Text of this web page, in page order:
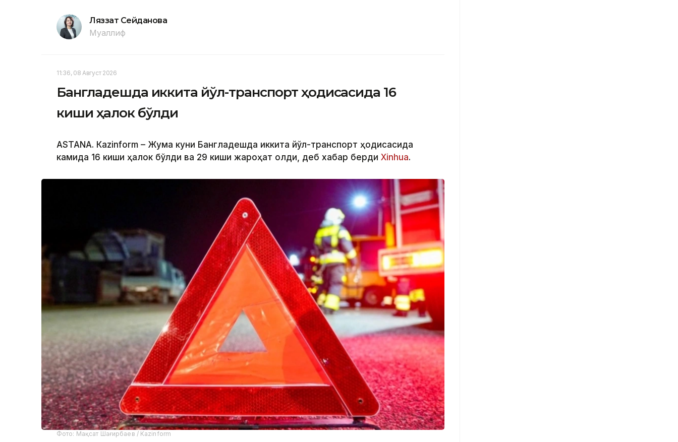
Ляззат Сейданова
Муаллиф
11:36, 08 Август 2026
Бангладешда иккита йўл-транспорт ҳодисасида 16
киши ҳалок бўлди
ASTANА. Кazinform – Жума куни Бангладешда иккита йўл-транспорт ҳодисасида
камида 16 киши ҳалок бўлди ва 29 киши жароҳат олди, деб хабар берди Xinhua.
Фото: Мақсат Шағирбаев / Kazinform